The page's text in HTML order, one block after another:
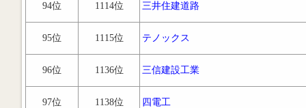
94位 1114位 三井住建道路
95位 1115位 テノックス
96位 1136位 三信建設工業
97位 1138位 四電工